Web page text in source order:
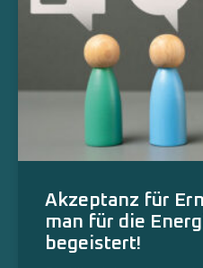
Akzeptanz für
man für die
begeistert!